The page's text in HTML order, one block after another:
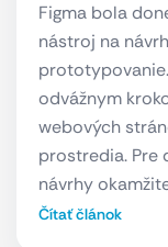
Figma bola
nástroj na
odvážnym
webových
prostredia. Pre
návrhy
Čítať článok